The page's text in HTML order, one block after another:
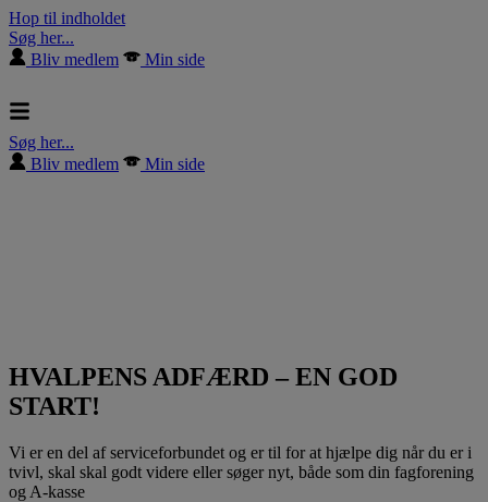
Hop til indholdet
Søg her...
Bliv medlem
Min side
Søg her...
Bliv medlem
Min side
HVALPENS ADFÆRD – EN GOD
START!
Vi er en del af serviceforbundet og er til for at hjælpe dig når du er i
tvivl, skal skal godt videre eller søger nyt, både som din fagforening
og A-kasse